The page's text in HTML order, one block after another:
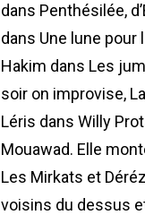
dans Penthésilée,
dans Une lune pour
Hakim dans Les
soir on improvise,
Léris dans Willy
Mouawad. Elle
Les Mirkats et
voisins du dessus